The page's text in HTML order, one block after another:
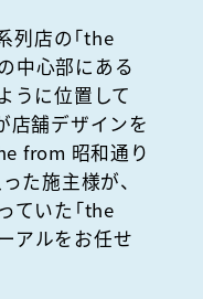
列店の「the
中心部にある
うに位置して
店舗デザインを
from 昭和通り
た施主様が、
ていた「the
アルをお任せ